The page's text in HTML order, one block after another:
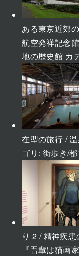
ある東京近郊
航空発祥記念
地の歴史館 カ
在型の旅行 /
ゴリ: 街歩き/
り 2 / 精神疾
『吾輩は猫